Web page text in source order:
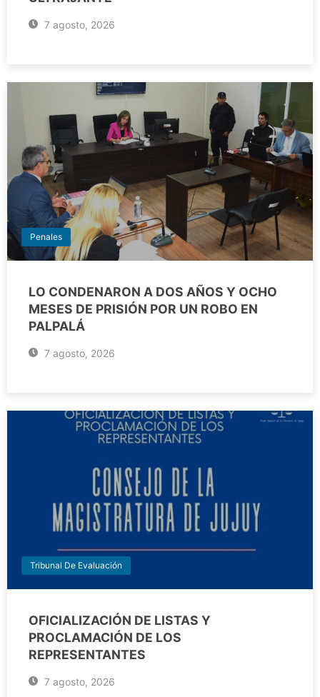
7 agosto, 2026
Penales
LO CONDENARON A DOS AÑOS Y OCHO
MESES DE PRISIÓN POR UN ROBO EN
PALPALÁ
7 agosto, 2026
Tribunal De Evaluación
OFICIALIZACIÓN DE LISTAS Y
PROCLAMACIÓN DE LOS
REPRESENTANTES
7 agosto, 2026